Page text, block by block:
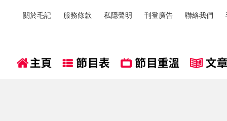
關於毛記 服務條款 私隱聲明 刊登廣告 聯絡我們